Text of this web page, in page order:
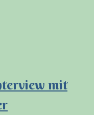
mit